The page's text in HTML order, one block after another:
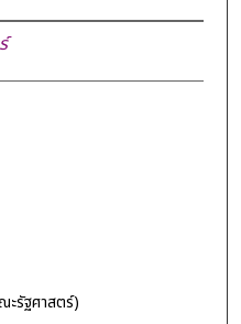
รัฐศาสตร์)